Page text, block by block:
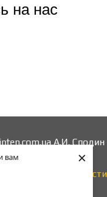
вам
×
на нас
А.И. Сподин
044 228 20 08
от ответственности